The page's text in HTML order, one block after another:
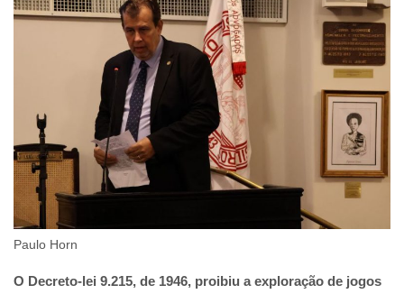
Paulo Horn
O Decreto-lei 9.215, de 1946, proibiu a exploração de jogos